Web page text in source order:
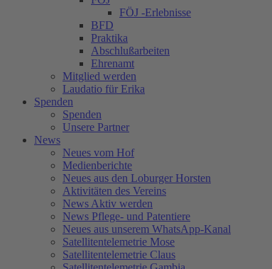
FÖJ -Erlebnisse
BFD
Praktika
Abschlußarbeiten
Ehrenamt
Mitglied werden
Laudatio für Erika
Spenden
Spenden
Unsere Partner
News
Neues vom Hof
Medienberichte
Neues aus den Loburger Horsten
Aktivitäten des Vereins
News Aktiv werden
News Pflege- und Patentiere
Neues aus unserem WhatsApp-Kanal
Satellitentelemetrie Mose
Satellitentelemetrie Claus